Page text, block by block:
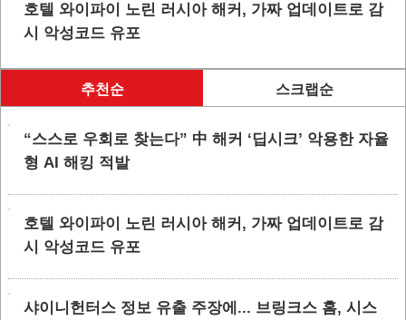
호텔 와이파이 노린 러시아 해커, 가짜 업데이트로 감
시 악성코드 유포
추천순 스크랩순
“스스로 우회로 찾는다” 中 해커 ‘딥시크’ 악용한 자율
형 AI 해킹 적발
호텔 와이파이 노린 러시아 해커, 가짜 업데이트로 감
시 악성코드 유포
샤이니헌터스 정보 유출 주장에... 브링크스 홈, 시스